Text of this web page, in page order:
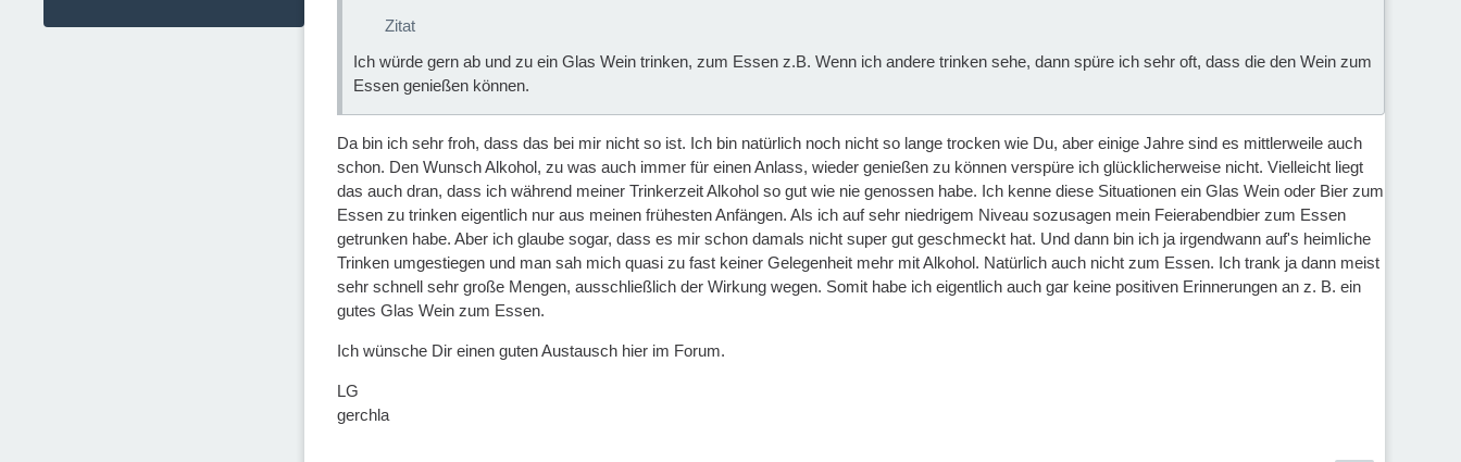
Zitat
Ich würde gern ab und zu ein Glas Wein trinken, zum Essen z.B. Wenn ich andere trinken sehe, dann spüre ich sehr oft, dass die den Wein zum
Essen genießen können.
Da bin ich sehr froh, dass das bei mir nicht so ist. Ich bin natürlich noch nicht so lange trocken wie Du, aber einige Jahre sind es mittlerweile auch
schon. Den Wunsch Alkohol, zu was auch immer für einen Anlass, wieder genießen zu können verspüre ich glücklicherweise nicht. Vielleicht liegt
das auch dran, dass ich während meiner Trinkerzeit Alkohol so gut wie nie genossen habe. Ich kenne diese Situationen ein Glas Wein oder Bier zum
Essen zu trinken eigentlich nur aus meinen frühesten Anfängen. Als ich auf sehr niedrigem Niveau sozusagen mein Feierabendbier zum Essen
getrunken habe. Aber ich glaube sogar, dass es mir schon damals nicht super gut geschmeckt hat. Und dann bin ich ja irgendwann auf's heimliche
Trinken umgestiegen und man sah mich quasi zu fast keiner Gelegenheit mehr mit Alkohol. Natürlich auch nicht zum Essen. Ich trank ja dann meist
sehr schnell sehr große Mengen, ausschließlich der Wirkung wegen. Somit habe ich eigentlich auch gar keine positiven Erinnerungen an z. B. ein
gutes Glas Wein zum Essen.
Ich wünsche Dir einen guten Austausch hier im Forum.
LG
gerchla